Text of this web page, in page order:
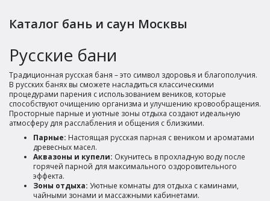
для мужской компании, все по делу.
Пётр о Сауна Парная
Бронировали на пару часов, чтобы отдохнуть с
друзьями. Финская парная отличная, прогревает как
надо. После парилки сразу нырнули в холодную купель,
очень бодрит. Цена устроила, условия для такой
стоимости достойные. После посидели за бильярдом,
хорошо провели время. В целом, отличный вариант на
вечер.
Полезный отзыв? Да(0) Нет(0)
9
Каталог бань и саун Москвы
Русские бани
Традиционная русская баня – это символ здоровья и благополучия.
В русских банях вы сможете насладиться классическими
процедурами парения с использованием веников, которые
способствуют очищению организма и улучшению кровообращения.
Просторные парные и уютные зоны отдыха создают идеальную
атмосферу для расслабления и общения с близкими.
Парные: Настоящая русская парная с веником и ароматами
древесных масел.
Аквазоны и купели: Окунитесь в прохладную воду после
горячей парной для максимального оздоровительного
эффекта.
Зоны отдыха: Уютные комнаты для отдыха с каминами,
чайными зонами и массажными кабинетами.